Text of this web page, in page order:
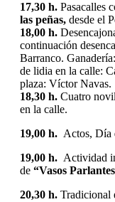
17,30 h. Pasacalles
las peñas, desde el
18,00 h.
continuación
Barranco.
de lidia en la calle:
plaza: Víctor Navas.
18,30 h. Cuatro
en la calle.
19,00 h. Actos, Día
19,00 h. Actividad
de “Vasos
20,30 h. Tradicional